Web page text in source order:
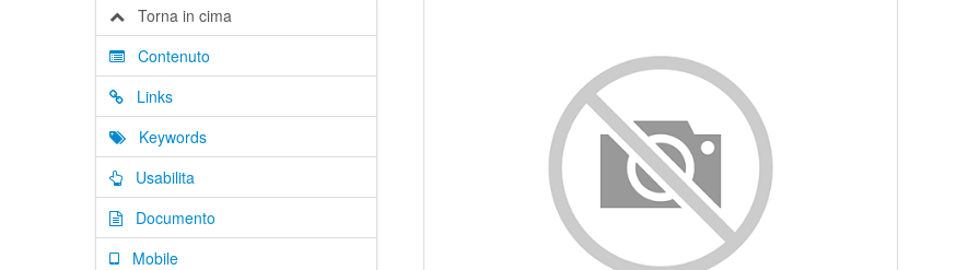
Torna in cima
Contenuto
Links
Keywords
Usabilita
Documento
Mobile